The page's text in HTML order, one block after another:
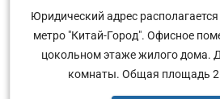
Юридический адрес
метро "Китай-Город". Офисное
цокольном этаже жилого дома.
комнаты. Общая площадь